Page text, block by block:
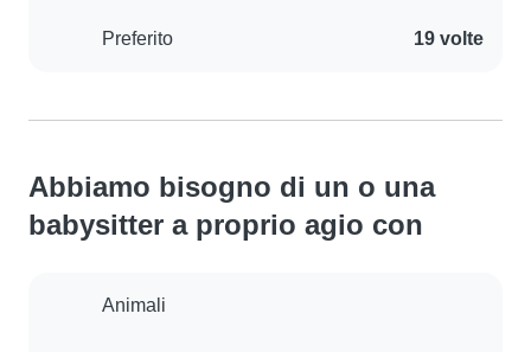
Preferito 19 volte
Abbiamo bisogno di un o una
babysitter a proprio agio con
Animali